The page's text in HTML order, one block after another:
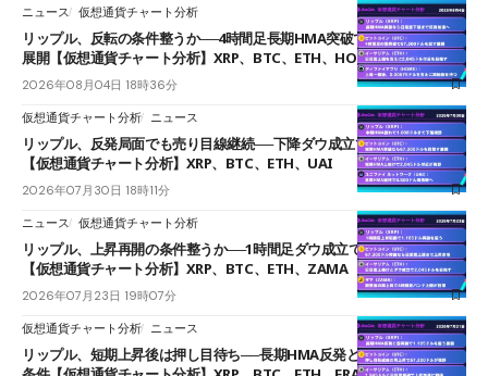
ニュース 仮想通貨チャート分析
リップル、反転の条件整うか──4時間足長期HMA突破で雲下端を目指す
展開【仮想通貨チャート分析】XRP、BTC、ETH、HOME
2026年08月04日 18時36分
仮想通貨チャート分析 ニュース
リップル、反発局面でも売り目線継続──下降ダウ成立で下値追う展開
【仮想通貨チャート分析】XRP、BTC、ETH、UAI
2026年07月30日 18時11分
ニュース 仮想通貨チャート分析
リップル、上昇再開の条件整うか──1時間足ダウ成立で1.185ドルを狙う
【仮想通貨チャート分析】XRP、BTC、ETH、ZAMA
2026年07月23日 19時07分
仮想通貨チャート分析 ニュース
リップル、短期上昇後は押し目待ち──長期HMA反発と雲上抜けが買い